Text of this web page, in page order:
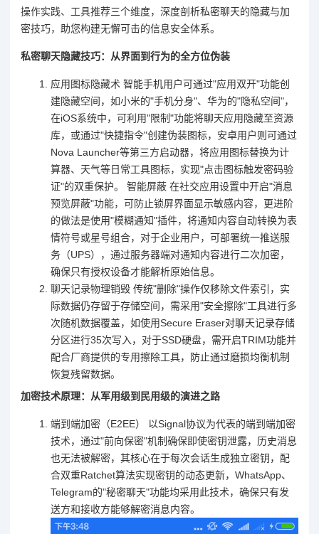
操作实践、工具推荐三个维度，深度剖析私密聊天的隐藏与加
密技巧，助您构建无懈可击的信息安全体系。
私密聊天隐藏技巧：从界面到行为的全方位伪装
应用图标隐藏术 智能手机用户可通过"应用双开"功能创
建隐藏空间，如小米的"手机分身"、华为的"隐私空间"，
在iOS系统中，可利用"限制"功能将聊天应用隐藏至资源
库，或通过"快捷指令"创建伪装图标，安卓用户则可通过
Nova Launcher等第三方启动器，将应用图标替换为计
算器、天气等日常工具图标，实现"点击图标触发密码验
证"的双重保护。 智能屏蔽 在社交应用设置中开启"消息
预览屏蔽"功能，可防止锁屏界面显示敏感内容，更进阶
的做法是使用"模糊通知"插件，将通知内容自动转换为表
情符号或星号组合，对于企业用户，可部署统一推送服
务（UPS），通过服务器端对通知内容进行二次加密，
确保只有授权设备才能解析原始信息。
聊天记录物理销毁 传统"删除"操作仅移除文件索引，实
际数据仍存留于存储空间，需采用"安全擦除"工具进行多
次随机数据覆盖，如使用Secure Eraser对聊天记录存储
分区进行35次写入，对于SSD硬盘，需开启TRIM功能并
配合厂商提供的专用擦除工具，防止通过磨损均衡机制
恢复残留数据。
加密技术原理：从军用级到民用级的演进之路
端到端加密（E2EE） 以Signal协议为代表的端到端加密
技术，通过"前向保密"机制确保即使密钥泄露，历史消息
也无法被解密，其核心在于每次会话生成独立密钥，配
合双重Ratchet算法实现密钥的动态更新，WhatsApp、
Telegram的"秘密聊天"功能均采用此技术，确保只有发
送方和接收方能够解密消息内容。